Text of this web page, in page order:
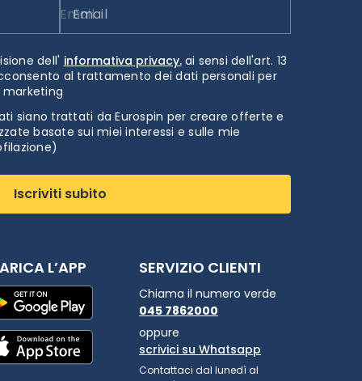
Email
dell' informativa privacy.ai sensi dell'art. 13
al trattamento dei dati personali per
siano trattati da Eurospin per creare offerte e
basate sui miei interessi e sulle mie
Iscriviti subito
L’APP SERVIZIO CLIENTI
Chiama il numero verde
045 7862000
oppure
scrivici su Whatsapp
Contattaci dal lunedì al